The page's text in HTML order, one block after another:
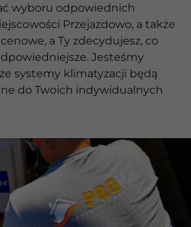
wyboru odpowiednich
Przejazdowo, a także
a Ty zdecydujesz, co
Jesteśmy
systemy klimatyzacji będą
do Twoich indywidualnych